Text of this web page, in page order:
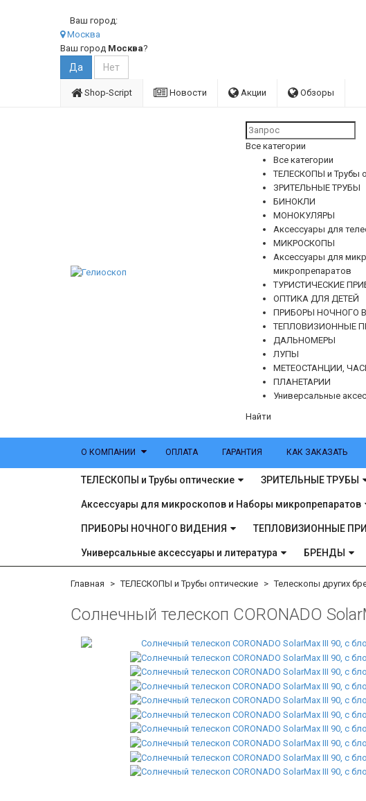
Ваш город:
Москва
Ваш город Москва?
Shop-Script Новости Акции Обзоры
Все категории
Все категории
ТЕЛЕСКОПЫ и Трубы
ЗРИТЕЛЬНЫЕ ТРУБЫ
БИНОКЛИ
МОНОКУЛЯРЫ
Аксессуары для
МИКРОСКОПЫ
Аксессуары для
микропрепаратов
ТУРИСТИЧЕСКИЕ
ОПТИКА ДЛЯ ДЕТЕЙ
ПРИБОРЫ НОЧНОГО
ТЕПЛОВИЗИОННЫЕ
ДАЛЬНОМЕРЫ
ЛУПЫ
МЕТЕОСТАНЦИИ,
ПЛАНЕТАРИИ
Универсальные
Найти
О КОМПАНИИ ОПЛАТА ГАРАНТИЯ КАК ЗАКАЗАТЬ
ТЕЛЕСКОПЫ и Трубы оптические ЗРИТЕЛЬНЫЕ ТРУБЫ
Аксессуары для микроскопов и Наборы микропрепаратов
ПРИБОРЫ НОЧНОГО ВИДЕНИЯ ТЕПЛОВИЗИОННЫЕ
Универсальные аксессуары и литература БРЕНДЫ
Главная ТЕЛЕСКОПЫ и Трубы оптические Телескопы других
Солнечный телескоп CORONADO